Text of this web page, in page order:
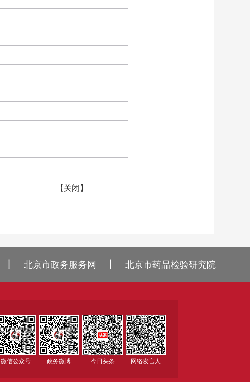
【 关闭 】
北京市政务服务网 北京市药品检验研究院
微信公众号 政务微博 今日头条 网络发言人